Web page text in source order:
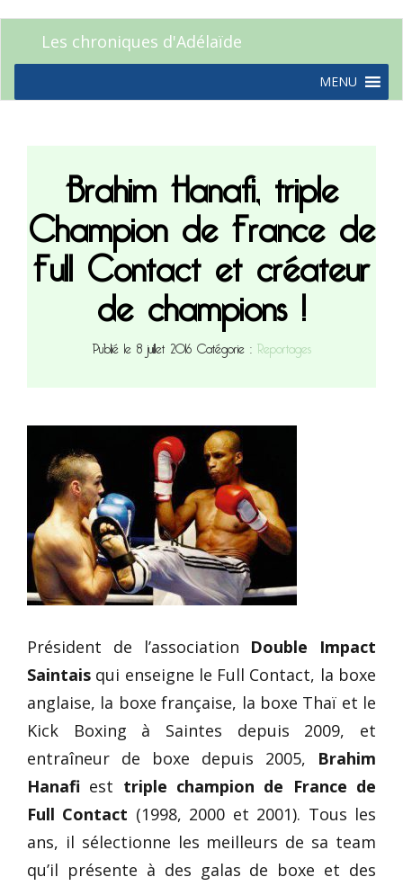
Les chroniques d'Adélaïde
MENU
Brahim Hanafi, triple
Champion de France de
Full Contact et créateur
de champions !
Publié le 8 juillet 2016Catégorie :Reportages
Président de l’association Double Impact
Saintais qui enseigne le Full Contact, la boxe
anglaise, la boxe française, la boxe Thaï et le
Kick Boxing à Saintes depuis 2009, et
entraîneur de boxe depuis 2005, Brahim
Hanafi est triple champion de France de
Full Contact (1998, 2000 et 2001). Tous les
ans, il sélectionne les meilleurs de sa team
qu’il présente à des galas de boxe et des